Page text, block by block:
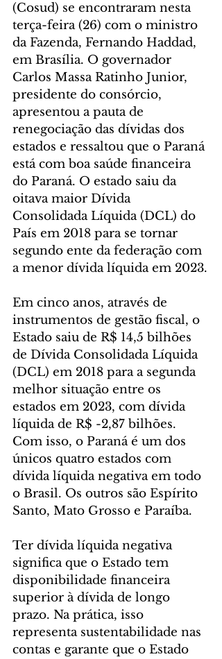
(Cosud) se encontraram nesta
terça-feira (26) com o ministro
da Fazenda, Fernando Haddad,
em Brasília. O governador
Carlos Massa Ratinho Junior,
presidente do consórcio,
apresentou a pauta de
renegociação das dívidas dos
estados e ressaltou que o Paraná
está com boa saúde financeira
do Paraná. O estado saiu da
oitava maior Dívida
Consolidada Líquida (DCL) do
País em 2018 para se tornar
segundo ente da federação com
a menor dívida líquida em 2023.
Em cinco anos, através de
instrumentos de gestão fiscal, o
Estado saiu de R$ 14,5 bilhões
de Dívida Consolidada Líquida
(DCL) em 2018 para a segunda
melhor situação entre os
estados em 2023, com dívida
líquida de R$ -2,87 bilhões.
Com isso, o Paraná é um dos
únicos quatro estados com
dívida líquida negativa em todo
o Brasil. Os outros são Espírito
Santo, Mato Grosso e Paraíba.
Ter dívida líquida negativa
significa que o Estado tem
disponibilidade financeira
superior à dívida de longo
prazo. Na prática, isso
representa sustentabilidade nas
contas e garante que o Estado